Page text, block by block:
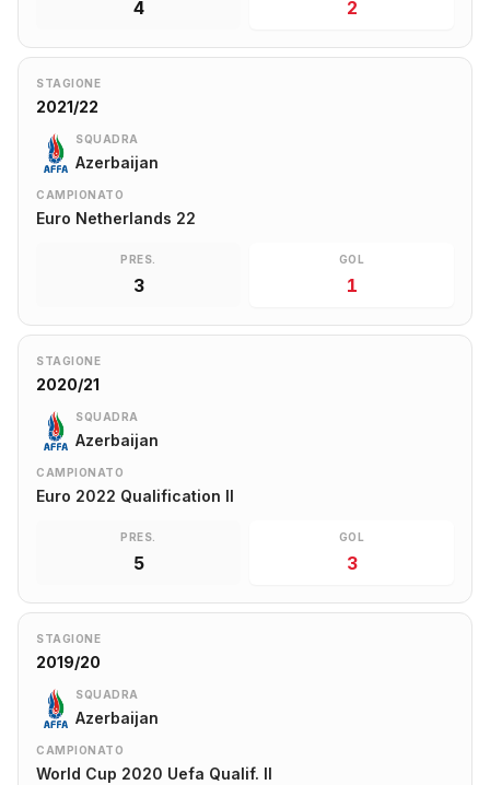
4 2
STAGIONE
2021/22
SQUADRA
Azerbaijan
CAMPIONATO
Euro Netherlands 22
PRES.
3
GOL
1
STAGIONE
2020/21
SQUADRA
Azerbaijan
CAMPIONATO
Euro 2022 Qualification II
PRES.
5
GOL
3
STAGIONE
2019/20
SQUADRA
Azerbaijan
CAMPIONATO
World Cup 2020 Uefa Qualif. II